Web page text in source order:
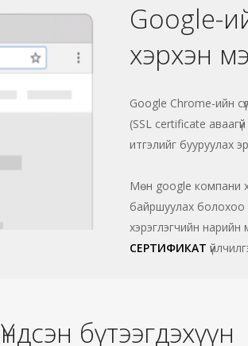
Google-
хэрхэн
Google Chrome-ийн
(SSL certificate
итгэлийг бууруулах
Мөн google компани
байршуулах болохоо
хэрэглэгчийн нарийн
СЕРТИФИКАТ
Үндсэн бүтээгдэхүүн